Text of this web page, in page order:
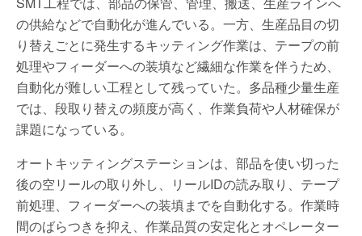
の供給などで自動化が進んでいる。一方、生産品目の切
り替えごとに発生するキッティング作業は、テープの前
処理やフィーダーへの装填など繊細な作業を伴うため、
自動化が難しい工程として残っていた。多品種少量生産
では、段取り替えの頻度が高く、作業負荷や人材確保が
課題になっている。
オートキッティングステーションは、部品を使い切った
後の空リールの取り外し、リールIDの読み取り、テープ
前処理、フィーダーへの装填までを自動化する。作業時
間のばらつきを抑え、作業品質の安定化とオペレーター